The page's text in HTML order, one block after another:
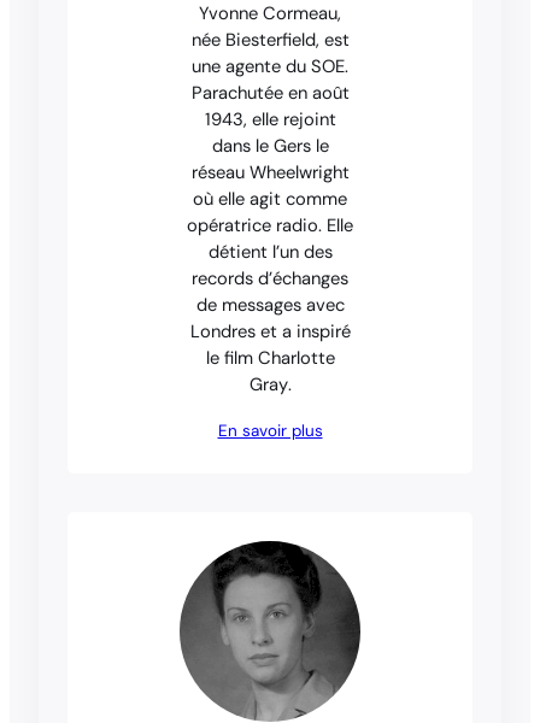
Yvonne Cormeau,
née Biesterfield, est
une agente du SOE.
Parachutée en août
1943, elle rejoint
dans le Gers le
réseau Wheelwright
où elle agit comme
opératrice radio. Elle
détient l’un des
records d’échanges
de messages avec
Londres et a inspiré
le film Charlotte
Gray.
En savoir plus